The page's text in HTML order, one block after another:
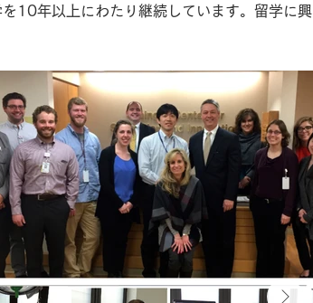
10年以上にわたり継続しています。留学に興